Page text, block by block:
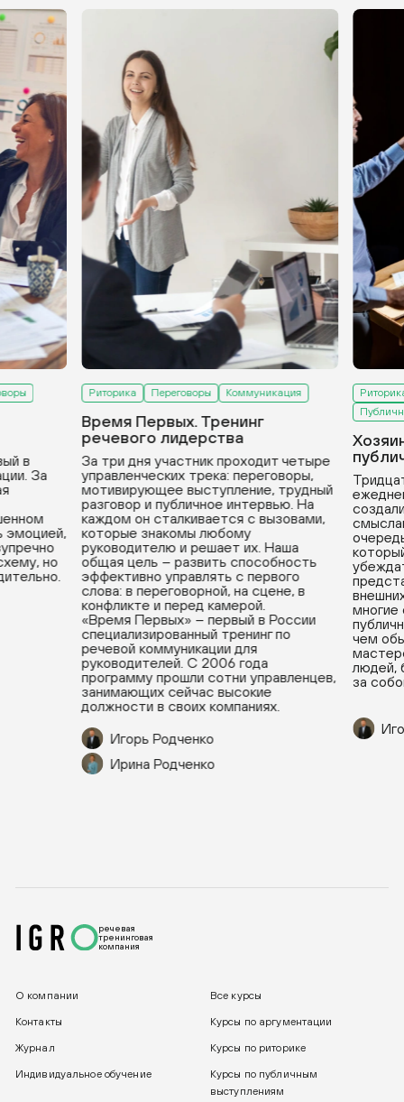
в
За
эмоцией,
но
Риторика Переговоры Коммуникация
Время Первых. Тренинг
речевого лидерства
За три дня участник проходит четыре
управленческих трека: переговоры,
мотивирующее выступление, трудный
разговор и публичное интервью. На
каждом он сталкивается с вызовами,
которые знакомы любому
руководителю и решает их. Наша
общая цель – развить способность
эффективно управлять с первого
слова: в переговорной, на сцене, в
конфликте и перед камерой.
«Время Первых» – первый в России
специализированный тренинг по
речевой коммуникации для
руководителей. С 2006 года
программу прошли сотни управленцев,
занимающих сейчас высокие
должности в своих компаниях.
Игорь Родченко
Ирина Родченко
многие
чем
людей,
за
речевая
тренинговая
компания
О компании Все курсы
Контакты Курсы по аргументации
Журнал Курсы по риторике
Индивидуальное обучение
Курсы по публичным
выступлениям